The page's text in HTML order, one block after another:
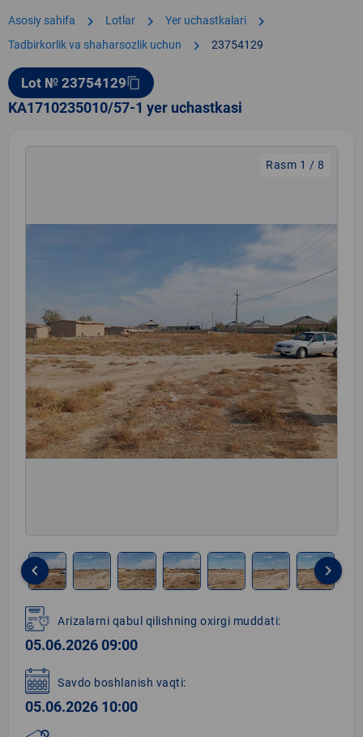
Asosiy sahifa chevron_right Lotlar chevron_right Yer uchastkalari chevron_right
Tadbirkorlik va shaharsozlik uchun chevron_right 23754129
Lot № 23754129content_copy
KA1710235010/57-1 yer uchastkasi
Rasm 1 / 8
1
of
8
keyboard_arrow_left keyboard_arrow_right
Arizalarni qabul qilishning oxirgi muddati:
05.06.2026 09:00
Savdo boshlanish vaqti:
05.06.2026 10:00